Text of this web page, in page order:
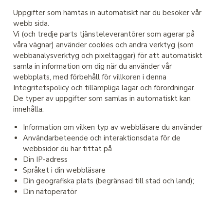
Uppgifter som hämtas in automatiskt när du besöker vår
webb sida.
Vi (och tredje parts tjänsteleverantörer som agerar på
våra vägnar) använder cookies och andra verktyg (som
webbanalysverktyg och pixeltaggar) för att automatiskt
samla in information om dig när du använder vår
webbplats, med förbehåll för villkoren i denna
Integritetspolicy och tillämpliga lagar och förordningar.
De typer av uppgifter som samlas in automatiskt kan
innehålla:
Information om vilken typ av webbläsare du använder
Användarbeteende och interaktionsdata för de
webbsidor du har tittat på
Din IP-adress
Språket i din webbläsare
Din geografiska plats (begränsad till stad och land);
Din nätoperatör